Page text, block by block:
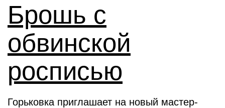
Брошь с
обвинской
росписью
Горьковка приглашает на новый мастер-